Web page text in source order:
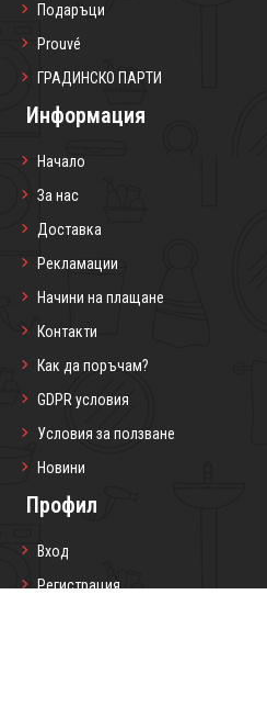
Подаръци
Prouvé
ГРАДИНСКО ПАРТИ
Информация
Начало
За нас
Доставка
Рекламации
Начини на плащане
Контакти
Как да поръчам?
GDPR условия
Условия за ползване
Новини
Профил
Вход
Регистрация